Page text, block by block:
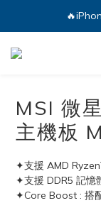
💕
MSI 微
主機板
✦支援 AMD
✦支援 DDR5 記憶
✦Core Boost : 搭